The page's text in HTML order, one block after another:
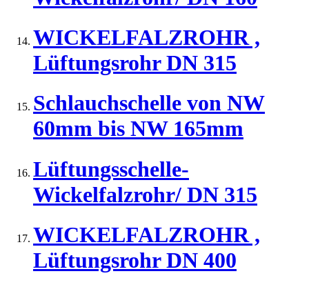
WICKELFALZROHR ,
Lüftungsrohr DN 315
Schlauchschelle von NW
60mm bis NW 165mm
Lüftungsschelle-
Wickelfalzrohr/ DN 315
WICKELFALZROHR ,
Lüftungsrohr DN 400